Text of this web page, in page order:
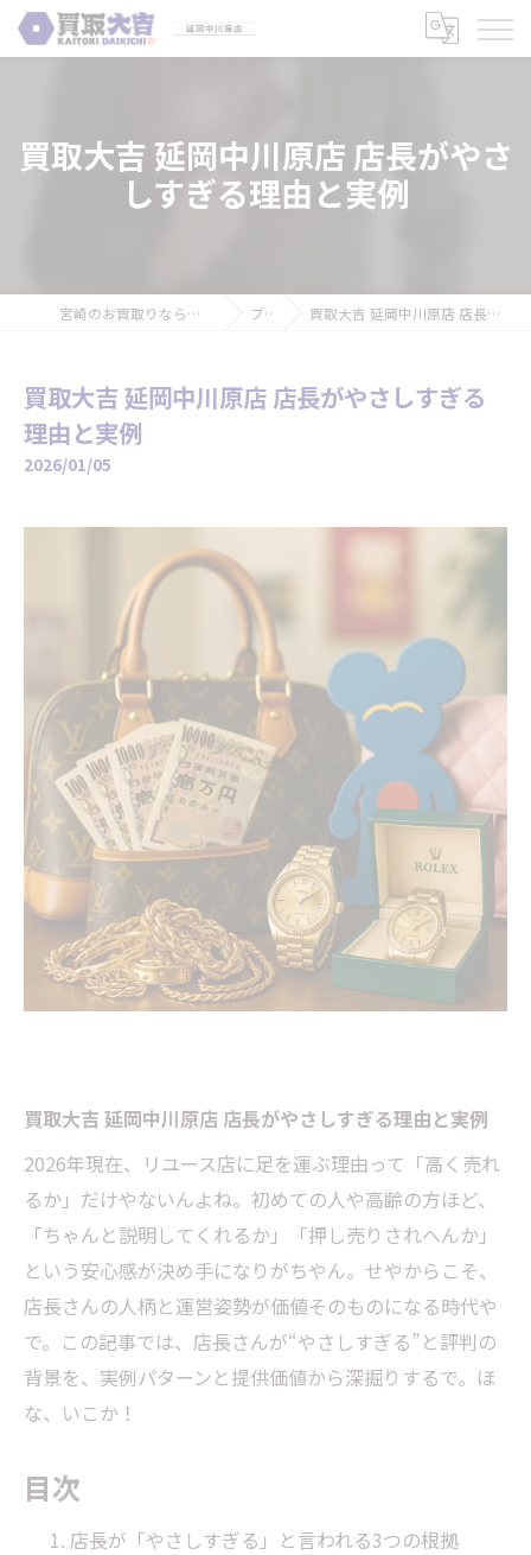
買取大吉 延岡中川原店 店長がやさ
しすぎる理由と実例
宮崎のお買取りなら買取大吉 延岡中川原店 ブログ 買取大吉 延岡中川原店 店長がやさしすぎる理由と実例
買取大吉 延岡中川原店 店長がやさしすぎる
理由と実例
2026/01/05
買取大吉 延岡中川原店 店長がやさしすぎる理由と実例
2026年現在、リユース店に足を運ぶ理由って「高く売れ
るか」だけやないんよね。初めての人や高齢の方ほど、
「ちゃんと説明してくれるか」「押し売りされへんか」
という安心感が決め手になりがちやん。せやからこそ、
店長さんの人柄と運営姿勢が価値そのものになる時代や
で。この記事では、店長さんが“やさしすぎる”と評判の
背景を、実例パターンと提供価値から深掘りするで。ほ
な、いこか！
目次
店長が「やさしすぎる」と言われる3つの根拠